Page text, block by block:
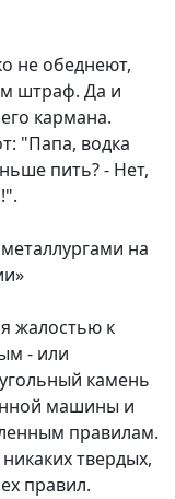
не обеднеют,
штраф. Да и
кармана.
"Папа, водка
пить? - Нет,
на
жалостью к
- или
камень
машины и
правилам.
твердых,
правил.